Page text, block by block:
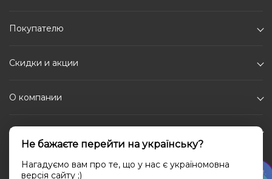
Покупателю
Скидки и акции
О компании
Каталог
Социальные сети
Не бажаєте перейти на українську?
Нагадуємо вам про те, що у нас є україномовна
версія сайту ;)